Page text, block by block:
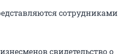
сотрудниками
свидетельство о